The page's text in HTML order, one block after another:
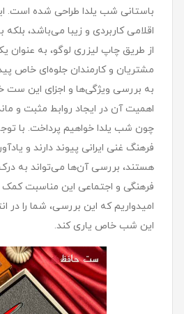
باستانی شب یلدا طراحی شده است.
اقلامی کاربردی و زیبا می‌باشد،
از طریق چاپ لیزری لوگو، به عنوان
مشتریان و کارمندان جلوه‌ای خاص
به بررسی ویژگی‌ها و اجزای این ست
اهمیت آن در ایجاد روابط مثبت و
چون شب یلدا خواهیم پرداخت. با
فرهنگ غنی ایرانی پیوند دارند و
هستند، بررسی آن‌ها می‌تواند به
فرهنگی و اجتماعی این مناسبت کمک
امیدواریم که این بررسی، شما را در
این شب خاص یاری کند.